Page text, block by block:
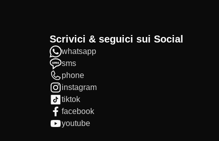
Scrivici & seguici sui Social
whatsapp
sms
phone
instagram
tiktok
facebook
youtube